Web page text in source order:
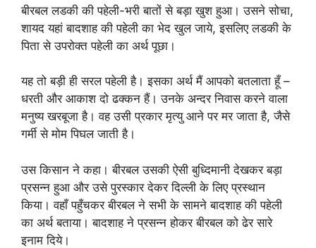
बीरबल लडकी की पहेली-भरी बातों से बड़ा खुश हुआ। उसने सोचा,
शायद यहां बादशाह की पहेली का भेद खुल जाये, इसलिए लडकी के
पिता से उपरोक्त पहेली का अर्थ पूछा।
यह तो बड़ी ही सरल पहेली है। इसका अर्थ मैं आपको बतलाता हूँ –
धरती और आकाश दो ढक्कन हैं। उनके अन्दर निवास करने वाला
मनुष्य खरबूजा है। वह उसी प्रकार मृत्यु आने पर मर जाता है, जैसे
गर्मी से मोम पिघल जाती है।
उस किसान ने कहा। बीरबल उसकी ऐसी बुध्दिमानी देखकर बड़ा
प्रसन्न हुआ और उसे पुरस्कार देकर दिल्ली के लिए प्रस्थान
किया। वहाँ पहुँचकर बीरबल ने सभी के सामने बादशाह की पहेली
का अर्थ बताया। बादशाह ने प्रसन्न होकर बीरबल को ढेर सारे
इनाम दिये।